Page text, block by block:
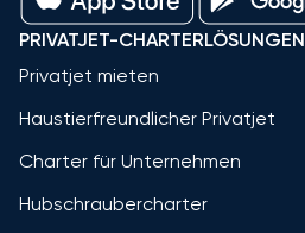
PRIVATJET-CHARTERLÖSUNGEN
Privatjet mieten
Haustierfreundlicher Privatjet
Charter für Unternehmen
Hubschraubercharter